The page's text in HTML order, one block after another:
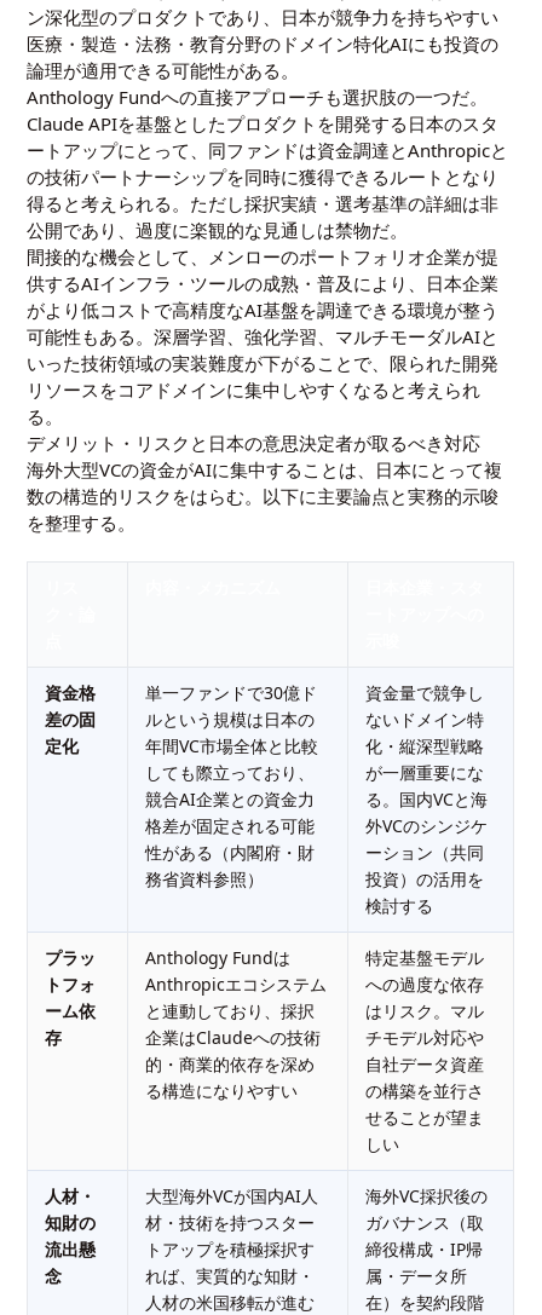
ン深化型のプロダクトであり、日本が競争力を持ちやすい
医療・製造・法務・教育分野のドメイン特化AIにも投資の
論理が適用できる可能性がある。
Anthology Fundへの直接アプローチも選択肢の一つだ。
Claude APIを基盤としたプロダクトを開発する日本のスタ
ートアップにとって、同ファンドは資金調達とAnthropicと
の技術パートナーシップを同時に獲得できるルートとなり
得ると考えられる。ただし採択実績・選考基準の詳細は非
公開であり、過度に楽観的な見通しは禁物だ。
間接的な機会として、メンローのポートフォリオ企業が提
供するAIインフラ・ツールの成熟・普及により、日本企業
がより低コストで高精度なAI基盤を調達できる環境が整う
可能性もある。深層学習 、強化学習 マルチモーダルAIと
いった技術領域の実装難度が下がることで、限られた開発
リソースをコアドメインに集中しやすくなると考えられ
る。
デメリット・リスクと日本の意思決定者が取るべき対応
海外大型VCの資金がAIに集中することは、日本にとって複
数の構造的リスクをはらむ。以下に主要論点と実務的示唆
を整理する。
資金格
差の固
定化
単一ファンドで30億ド
ルという規模は日本の
年間VC市場全体と比較
しても際立っており、
競合AI企業との資金力
格差が固定される可能
性がある（内閣府・財
務省資料参照）
資金量で競争し
ないドメイン特
化・縦深型戦略
が一層重要にな
る。国内VCと海
外VCのシンジケ
ーション（共同
投資）の活用を
検討する
プラッ
トフォ
ーム依
存
Anthology Fundは
Anthropicエコシステム
と連動しており、採択
企業はClaudeへの技術
的・商業的依存を深め
る構造になりやすい
特定基盤モデル
への過度な依存
はリスク。マル
チモデル対応や
自社データ資産
の構築を並行さ
せることが望ま
しい
人材・
知財の
流出懸
念
大型海外VCが国内AI人
材・技術を持つスター
トアップを積極採択す
れば、実質的な知財・
人材の米国移転が進む
海外VC採択後の
ガバナンス（取
締役構成・IP帰
属・データ所
在）を契約段階